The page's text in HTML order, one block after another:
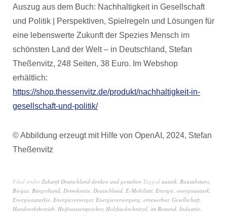
Auszug aus dem Buch: Nachhaltigkeit in Gesellschaft
und Politik | Perspektiven, Spielregeln und Lösungen für
eine lebenswerte Zukunft der Spezies Mensch im
schönsten Land der Welt – in Deutschland, Stefan
Theßenvitz, 248 Seiten, 38 Euro. Im Webshop
erhältlich:
https://shop.thessenvitz.de/produkt/nachhaltigkeit-in-
gesellschaft-und-politik/
© Abbildung erzeugt mit Hilfe von OpenAI, 2024, Stefan
Theßenvitz
Filed underZukunft Deutschland denken und gestalten Tagged autark, Bausubstanz,
Biogas, Bürgerhand, Demokratie, Deutschland, E-Mobilität, Energie, energieautark,
Energieautarkie, Energieversorger, Energieversorgung, erneuerbar, Gesellschaft,
Handwerksbetrieb, Heißwasserspeicher, Holzhackschnitzel, im Bestand, Industrie,